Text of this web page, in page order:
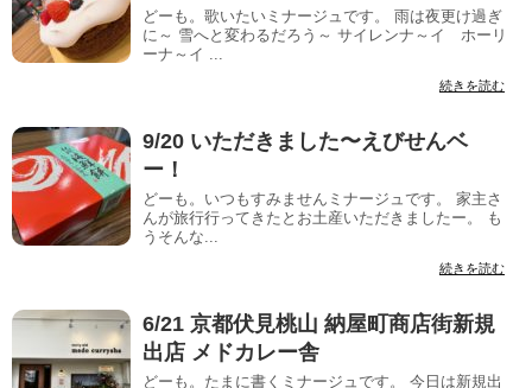
どーも。歌いたいミナージュです。 雨は夜更け過ぎ
に～ 雪へと変わるだろう～ サイレンナ～イ ホーリ
ーナ～イ ...
続きを読む
9/20 いただきました〜えびせんベ
ー！
どーも。いつもすみませんミナージュです。 家主さ
んが旅行行ってきたとお土産いただきましたー。 も
うそんな...
続きを読む
6/21 京都伏見桃山 納屋町商店街新規
出店 メドカレー舎
どーも。たまに書くミナージュです。 今日は新規出